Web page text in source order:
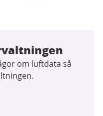
om luftdata så